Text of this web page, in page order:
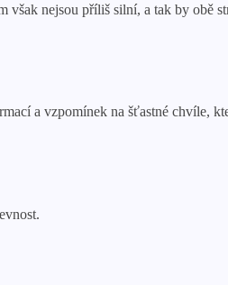
nejsou příliš silní, a tak by obě
a vzpomínek na šťastné chvíle,